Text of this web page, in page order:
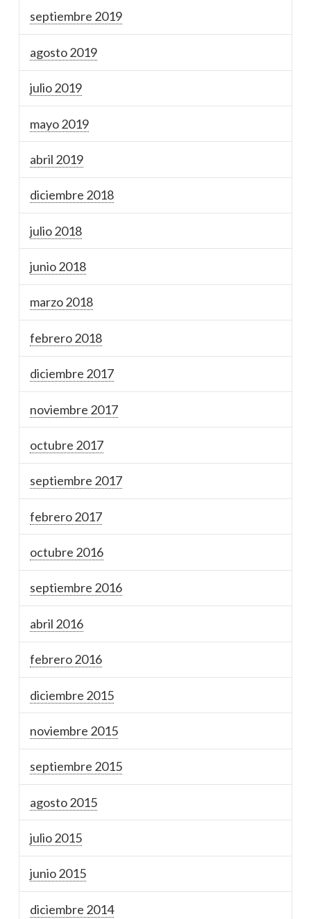
septiembre 2019
agosto 2019
julio 2019
mayo 2019
abril 2019
diciembre 2018
julio 2018
junio 2018
marzo 2018
febrero 2018
diciembre 2017
noviembre 2017
octubre 2017
septiembre 2017
febrero 2017
octubre 2016
septiembre 2016
abril 2016
febrero 2016
diciembre 2015
noviembre 2015
septiembre 2015
agosto 2015
julio 2015
junio 2015
diciembre 2014